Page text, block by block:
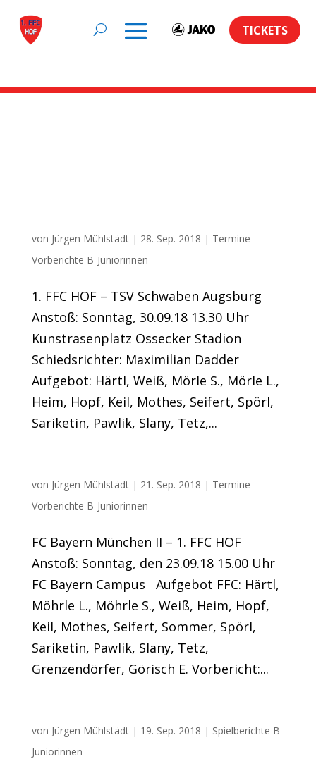
TICKETS
von Jürgen Mühlstädt| 28. Sep. 2018 | Termine
Vorberichte B-Juniorinnen
1. FFC HOF – TSV Schwaben Augsburg
Anstoß: Sonntag, 30.09.18 13.30 Uhr
Kunstrasenplatz Ossecker Stadion
Schiedsrichter: Maximilian Dadder
Aufgebot: Härtl, Weiß, Mörle S., Mörle L.,
Heim, Hopf, Keil, Mothes, Seifert, Spörl,
Sariketin, Pawlik, Slany, Tetz,...
von Jürgen Mühlstädt| 21. Sep. 2018 | Termine
Vorberichte B-Juniorinnen
FC Bayern München II – 1. FFC HOF
Anstoß: Sonntag, den 23.09.18 15.00 Uhr
FC Bayern Campus Aufgebot FFC: Härtl,
Möhrle L., Möhrle S., Weiß, Heim, Hopf,
Keil, Mothes, Seifert, Sommer, Spörl,
Sariketin, Pawlik, Slany, Tetz,
Grenzendörfer, Görisch E. Vorbericht:...
von Jürgen Mühlstädt| 19. Sep. 2018 | Spielberichte B-
Juniorinnen